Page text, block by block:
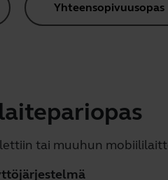
Yhteensopivuusopas
tai muuhun